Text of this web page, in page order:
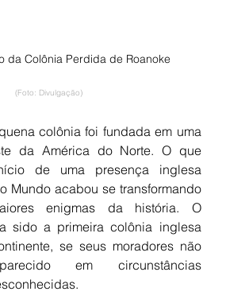
da Colônia Perdida de Roanoke
(Foto: Divulgação)
colônia foi fundada em uma
da América do Norte. O que
de uma presença inglesa
Mundo acabou se transformando
enigmas da história. O
sido a primeira colônia inglesa
se seus moradores não
em circunstâncias